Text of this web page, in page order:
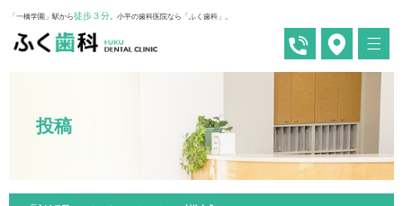
「一橋学園」駅から徒歩３分。小平の歯科医院なら「ふく歯科」。
投稿